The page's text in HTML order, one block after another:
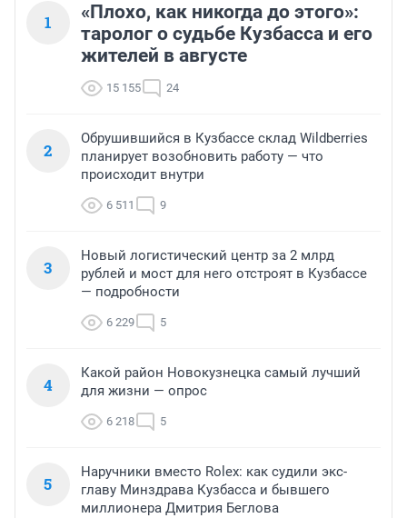
1
«Плохо, как никогда до этого»:
таролог о судьбе Кузбасса и его
жителей в августе
15 155 24
2
Обрушившийся в Кузбассе склад Wildberries
планирует возобновить работу — что
происходит внутри
6 511 9
3
Новый логистический центр за 2 млрд
рублей и мост для него отстроят в Кузбассе
— подробности
6 229 5
4
Какой район Новокузнецка самый лучший
для жизни — опрос
6 218 5
5
Наручники вместо Rolex: как судили экс-
главу Минздрава Кузбасса и бывшего
миллионера Дмитрия Беглова